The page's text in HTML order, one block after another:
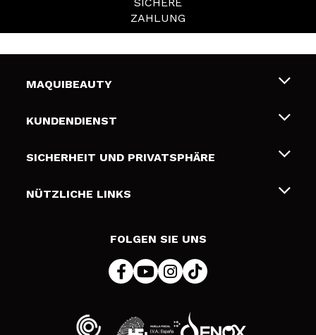
ZAHLUNG
MAQUIBEAUTY
Über uns
Geschenkkarten
KUNDENDIENST
Liefer- und Versandkosten
Zahlung
SICHERHEIT UND PRIVATSPHÄRE
Bedingungen und Datenschutz
NÜTZLICHE LINKS
FOLGEN SIE UNS